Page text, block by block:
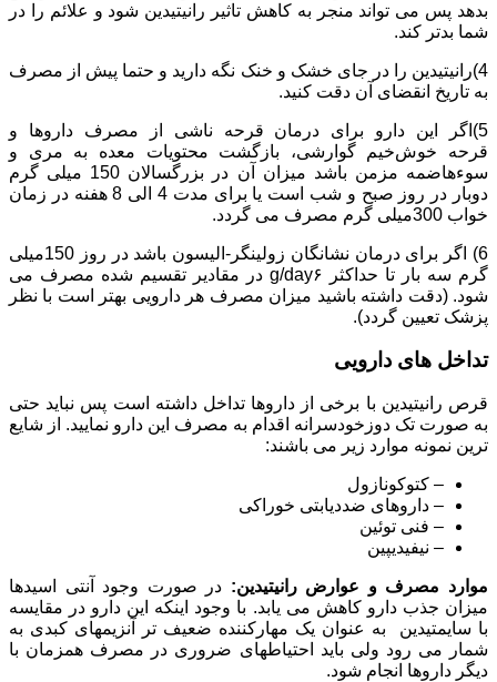
بدهد پس می تواند منجر به کاهش تاثیر رانیتیدین شود و علائم را در
شما بدتر کند.
4)رانیتیدین را در جای خشک و خنک نگه دارید و حتما پیش از مصرف
به تاریخ انقضای آن دقت کنید.
5)اگر این دارو برای درمان قرحه ناشی از مصرف داروها و
قرحه خوش‌خیم گوارشی، بازگشت محتویات معده به مری و
سوءهاضمه مزمن باشد میزان آن در بزرگسالان 150 میلی گرم
دوبار در روز صبح و شب است یا برای مدت 4 الی 8 هفنه در زمان
خواب 300میلی گرم مصرف می گردد.
6) اگر برای درمان نشانگان زولینگر-الیسون باشد در روز 150میلی
گرم سه بار تا حداکثر g/day۶ در مقادیر تقسیم شده مصرف می
شود. (دقت داشته باشید میزان مصرف هر دارویی بهتر است با نظر
پزشک تعیین گردد).
تداخل های دارویی
قرص رانیتیدین با برخی از داروها تداخل داشته است پس نباید حتی
به صورت تک دوزخودسرانه اقدام به مصرف این دارو نمایید. از شایع
ترین نمونه موارد زیر می باشند:
– کتوکونازول
– داروهای ضددیابتی خوراکی
– فنی توئین
– نیفیدیپین
موارد مصرف و عوارض رانیتیدین: در صورت وجود آنتی اسیدها
میزان جذب دارو کاهش می یابد. با وجود اینکه این دارو در مقایسه
با سایمتیدین به عنوان یک مهارکننده ضعیف تر آنزیمهای کبدی به
شمار می رود ولی باید احتیاطهای ضروری در مصرف همزمان با
دیگر داروها انجام شود.